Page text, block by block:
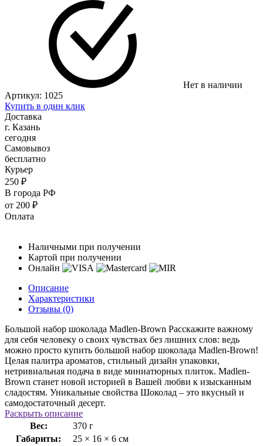
Нет в наличии
Артикул: 1025
Купить в один клик
Доставка
г. Казань
сегодня
Самовывоз
бесплатно
Курьер
250 ₽
В города РФ
от 200 ₽
Оплата
Наличными при получении
Картой при получении
Онлайн
Описание
Характеристики
Отзывы (0)
Большой набор шоколада Madlen-Brown Расскажите важному
для себя человеку о своих чувствах без лишних слов: ведь
можно просто купить большой набор шоколада Madlen-Brown!
Целая палитра ароматов, стильный дизайн упаковки,
нетривиальная подача в виде миниатюрных плиток. Madlen-
Brown станет новой историей в Вашей любви к изысканным
сладостям. Уникальные свойства Шоколад – это вкусный и
самодостаточный десерт.
Раскрыть описание
Вес:
370 г
Габариты:
25 × 16 × 6 см